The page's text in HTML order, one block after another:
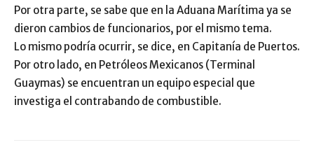
Por otra parte, se sabe que en la Aduana Marítima ya se
dieron cambios de funcionarios, por el mismo tema.
Lo mismo podría ocurrir, se dice, en Capitanía de Puertos.
Por otro lado, en Petróleos Mexicanos (Terminal
Guaymas) se encuentran un equipo especial que
investiga el contrabando de combustible.